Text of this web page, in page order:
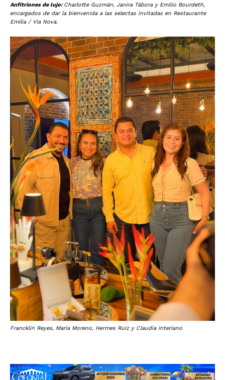
Anfitriones de lujo: Charlotte Guzmán, Janira Tábora y Emilio Bourdeth,
encargados de dar la bienvenida a las selectas invitadas en Restaurante
Emilia / Vía Nova.
Francklin Reyes, María Moreno, Hermes Ruiz y Claudia Interiano.